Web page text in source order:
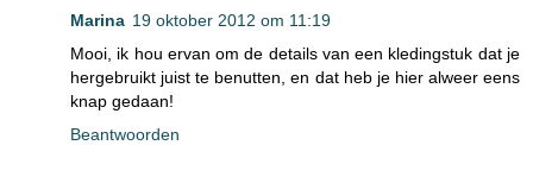
Marina 19 oktober 2012 om 11:19
Mooi, ik hou ervan om de details van een kledingstuk dat je
hergebruikt juist te benutten, en dat heb je hier alweer eens
knap gedaan!
Beantwoorden